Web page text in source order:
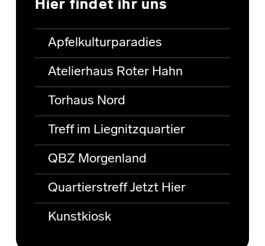
Hier findet ihr uns
Apfelkulturparadies
Atelierhaus Roter Hahn
Torhaus Nord
Treff im Liegnitzquartier
QBZ Morgenland
Quartierstreff Jetzt Hier
Kunstkiosk